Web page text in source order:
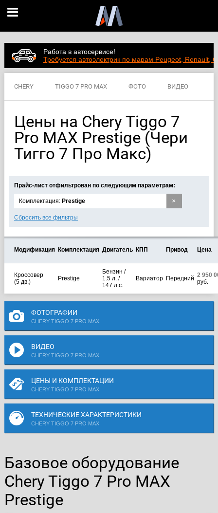
Работа в автосервисе!
Требуется автоэлектрик по марам Peugeot, Renault,
CHERY TIGGO 7 PRO MAX ФОТО ВИДЕО
ХАРАКТЕРИСТИКИ
Цены на Chery Tiggo 7
Pro MAX Prestige (Чери
Тигго 7 Про Макс)
Прайс-лист отфильтрован по следующим параметрам:
×
Комплектация: Prestige
Сбросить все фильтры
Модификация Комплектация Двигатель КПП Привод Цена
Кроссовер
(5 дв.)
Prestige
Бензин /
1.5 л. /
147 л.с.
Вариатор Передний 2 950
руб.
ФОТОГРАФИИ
CHERY TIGGO 7 PRO MAX
ВИДЕО
CHERY TIGGO 7 PRO MAX
ЦЕНЫ И КОМПЛЕКТАЦИИ
CHERY TIGGO 7 PRO MAX
ТЕХНИЧЕСКИЕ ХАРАКТЕРИСТИКИ
CHERY TIGGO 7 PRO MAX
Базовое оборудование
Chery Tiggo 7 Pro MAX
Prestige